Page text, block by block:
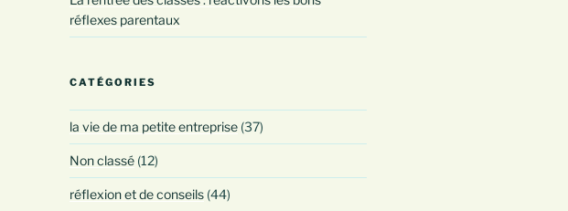
réflexes parentaux
CATÉGORIES
la vie de ma petite entreprise(37)
Non classé(12)
réflexion et de conseils(44)